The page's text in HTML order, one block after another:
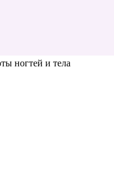
ногтей и тела